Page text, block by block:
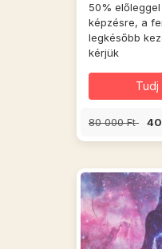
50%
képzésre, a
legkésőbb
kérjük
Tudj
80 000 Ft